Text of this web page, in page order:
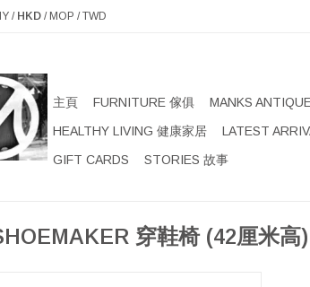
/ HKD / MOP /TWD
主頁 FURNITURE 傢俱 MANKS
HEALTHY LIVING 健康家居
LATEST
GIFT CARDS
STORIES 故事
穿鞋椅 (42厘米高)